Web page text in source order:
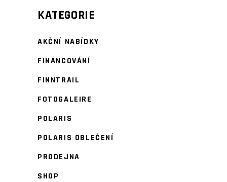
KATEGORIE
AKČNÍ NABÍDKY
FINANCOVÁNÍ
FINNTRAIL
FOTOGALEIRE
POLARIS
POLARIS OBLEČENÍ
PRODEJNA
SHOP